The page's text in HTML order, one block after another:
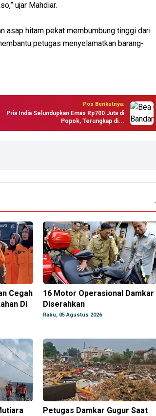
ujar Mahdiar.
asap hitam pekat membumbung tinggi dari
petugas menyelamatkan barang-
Pos Berikutnya:
Pria India Selundupkan Emas Rp700 Juta di
Popok, Terungkap di...
Cegah
Di
16 Motor Operasional Damkar
Diserahkan
Rabu, 05 Agustus 2026
Petugas Damkar Gugur Saat